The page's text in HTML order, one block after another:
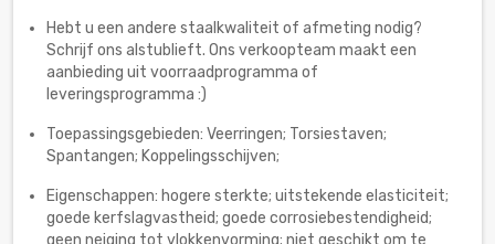
Hebt u een andere staalkwaliteit of afmeting nodig?
Schrijf ons alstublieft. Ons verkoopteam maakt een
aanbieding uit voorraadprogramma of
leveringsprogramma :)
Toepassingsgebieden: Veerringen; Torsiestaven;
Spantangen; Koppelingsschijven;
Eigenschappen: hogere sterkte; uitstekende elasticiteit;
goede kerfslagvastheid; goede corrosiebestendigheid;